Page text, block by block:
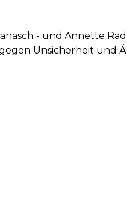
- und Annette
Unsicherheit und